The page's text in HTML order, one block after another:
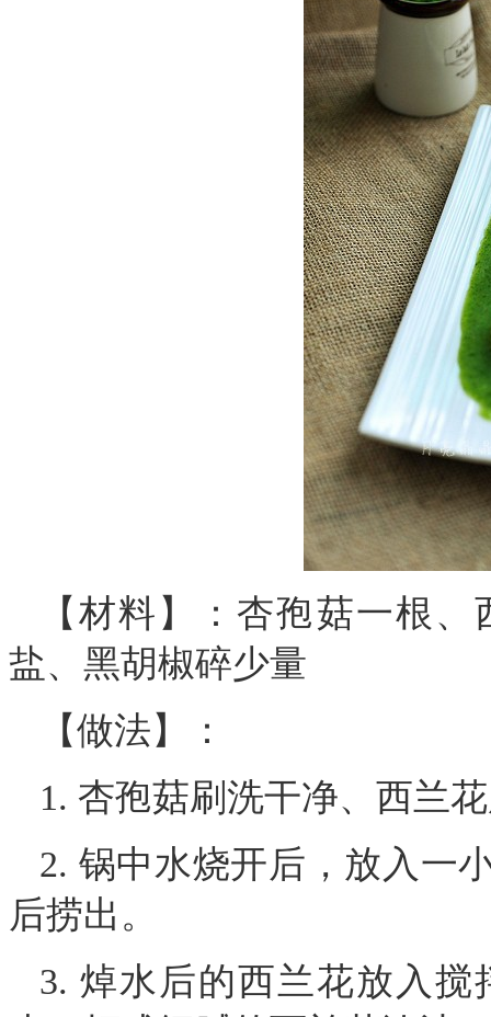
【材料】：杏孢菇一根
盐、黑胡椒碎少量
【做法】：
1. 杏孢菇刷洗干净、西兰
2. 锅中水烧开后，放入一
后捞出。
3. 焯水后的西兰花放入